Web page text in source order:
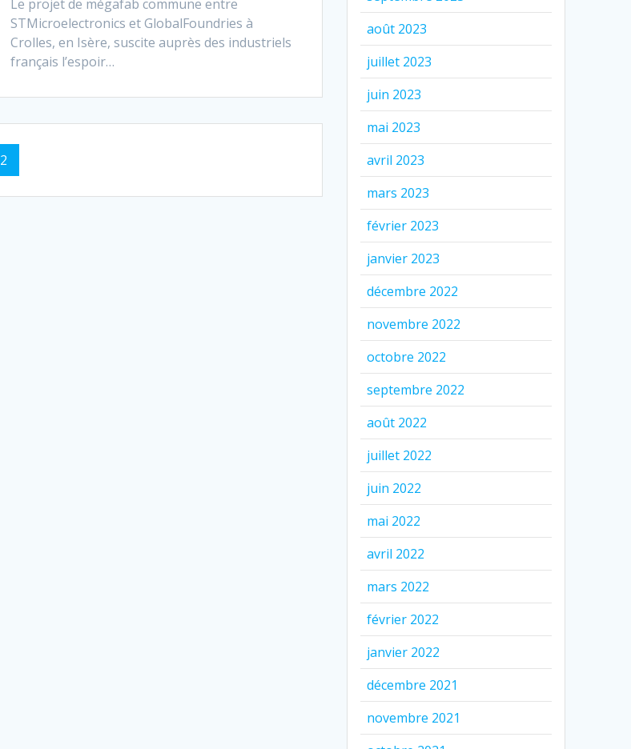
Le projet de mégafab commune entre
STMicroelectronics et GlobalFoundries à
Crolles, en Isère, suscite auprès des industriels
français l’espoir…
Page
2
août 2023
juillet 2023
juin 2023
mai 2023
avril 2023
mars 2023
février 2023
janvier 2023
décembre 2022
novembre 2022
octobre 2022
septembre 2022
août 2022
juillet 2022
juin 2022
mai 2022
avril 2022
mars 2022
février 2022
janvier 2022
décembre 2021
novembre 2021